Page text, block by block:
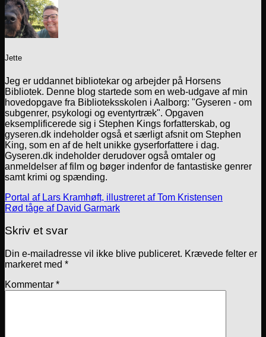
Jette
Jeg er uddannet bibliotekar og arbejder på Horsens
Bibliotek. Denne blog startede som en web-udgave af min
hovedopgave fra Biblioteksskolen i Aalborg: "Gyseren - om
subgenrer, psykologi og eventyrtræk". Opgaven
eksemplificerede sig i Stephen Kings forfatterskab, og
gyseren.dk indeholder også et særligt afsnit om Stephen
King, som en af de helt unikke gyserforfattere i dag.
Gyseren.dk indeholder derudover også omtaler og
anmeldelser af film og bøger indenfor de fantastiske genrer
samt krimi og spænding.
Portal af Lars Kramhøft, illustreret af Tom Kristensen
Rød tåge af David Garmark
Skriv et svar
Din e-mailadresse vil ikke blive publiceret. Krævede felter er
markeret med *
Kommentar *